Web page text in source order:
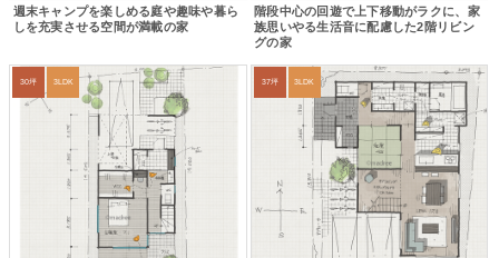
週末キャンプを楽しめる庭や趣味や暮ら
しを充実させる空間が満載の家
階段中心の回遊で上下移動がラクに、家
族思いやる生活音に配慮した2階リビン
グの家
30坪 3LDK 37坪 3LDK